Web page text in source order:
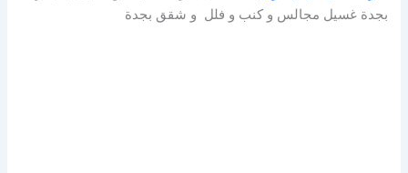
بجدة غسيل مجالس و كنب و فلل و شقق بجدة